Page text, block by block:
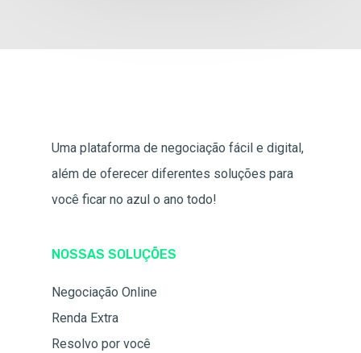
Uma plataforma de negociação fácil e digital,
além de oferecer diferentes soluções para
você ficar no azul o ano todo!
NOSSAS SOLUÇÕES
Negociação Online
Renda Extra
Resolvo por você